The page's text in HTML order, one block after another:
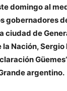
domingo al
gobernadores
de
Nación,
argentino.